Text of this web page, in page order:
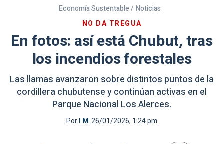
Economía Sustentable / Noticias
NO DA TREGUA
En fotos: así está Chubut, tras
los incendios forestales
Las llamas avanzaron sobre distintos puntos de la
cordillera chubutense y continúan activas en el
Parque Nacional Los Alerces.
PorI M 26/01/2026, 1:24 pm